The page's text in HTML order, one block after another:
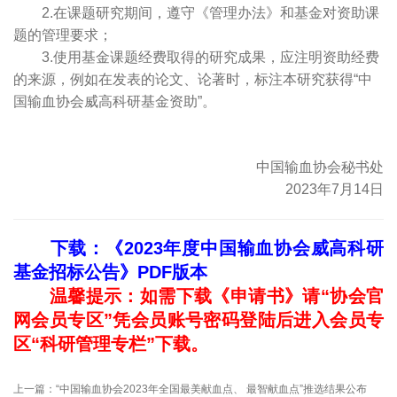
2.在课题研究期间，遵守《管理办法》和基金对资助课
题的管理要求；
3.使用基金课题经费取得的研究成果，应注明资助经费
的来源，例如在发表的论文、论著时，标注本研究获得“中
国输血协会威高科研基金资助”。
中国输血协会秘书处
2023年7月14日
下载：《2023年度中国输血协会威高科研
基金招标公告》PDF版本
温馨提示：如需下载《申请书》请“协会官
网会员专区”凭会员账号密码登陆后进入会员专
区“科研管理专栏”下载。
上一篇： “中国输血协会2023年全国最美献血点、 最智献血点”推选结果公布